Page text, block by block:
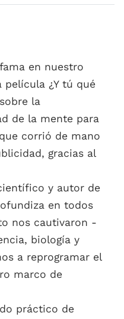
en nuestro
¿Y tú qué
la
de la mente para
corrió de mano
gracias al
y autor de
en todos
nos cautivaron -
biología y
a reprogramar el
marco de
práctico de